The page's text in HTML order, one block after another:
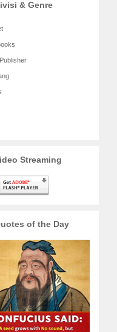
& Genre
Streaming
of the Day